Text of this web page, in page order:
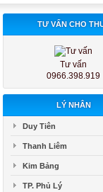
TƯ VẤN CHO
Tư vấn
0966.398.919
LÝ NHÂN
Duy Tiên
Thanh Liêm
Kim Bảng
TP. Phủ Lý